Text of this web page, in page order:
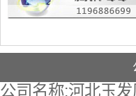
公司名称:河北玉